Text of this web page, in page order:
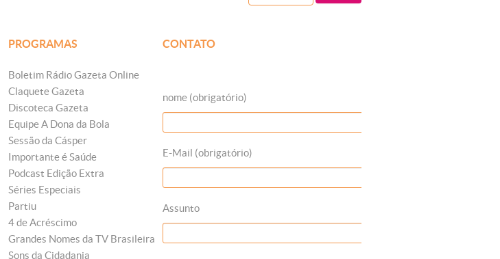
PROGRAMAS
Boletim Rádio Gazeta Online
Claquete Gazeta
Discoteca Gazeta
Equipe A Dona da Bola
Sessão da Cásper
Importante é Saúde
Podcast Edição Extra
Séries Especiais
Partiu
4 de Acréscimo
Grandes Nomes da TV Brasileira
Sons da Cidadania
CONTATO
nome (obrigatório)
E-Mail (obrigatório)
Assunto